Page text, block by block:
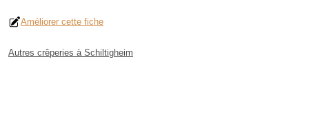
Améliorer cette fiche
Autres crêperies à Schiltigheim